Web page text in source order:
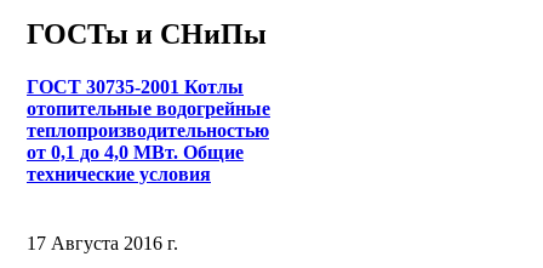
ГОСТы и СНиПы
ГОСТ 30735-2001 Котлы
отопительные водогрейные
теплопроизводительностью
от 0,1 до 4,0 МВт. Общие
технические условия
17 Августа 2016 г.